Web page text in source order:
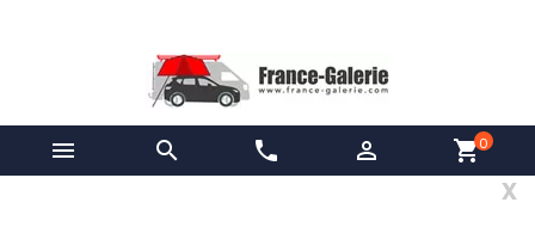
  phone  shopping_cart0
x